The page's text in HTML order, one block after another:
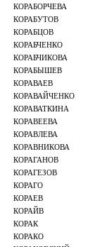
КОРАБОРЧЕВА
КОРАБУТОВ
КОРАБЦОВ
КОРАБЧЕНКО
КОРАБЧИКОВА
КОРАБЫШЕВ
КОРАВАЕВ
КОРАВАЙЧЕНКО
КОРАВАТКИНА
КОРАВЕЕВА
КОРАВЛЕВА
КОРАВНИКОВА
КОРАГАНОВ
КОРАГЕЗОВ
КОРАГО
КОРАЕВ
КОРАЙВ
КОРАК
КОРАКО